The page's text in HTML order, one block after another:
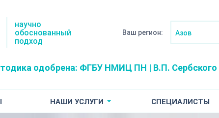
научно
обоснованный
подход
Ваш регион: Азов
одобрена: ФГБУ НМИЦ ПН | В.П. Сербского
НАШИ УСЛУГИ СПЕЦИАЛИСТЫ